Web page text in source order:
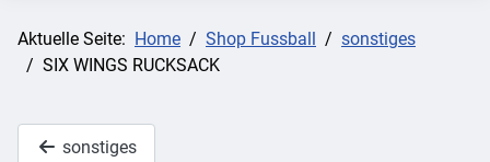
Aktuelle Seite: Home Shop Fussball
sonstiges
SIX WINGS RUCKSACK
sonstiges